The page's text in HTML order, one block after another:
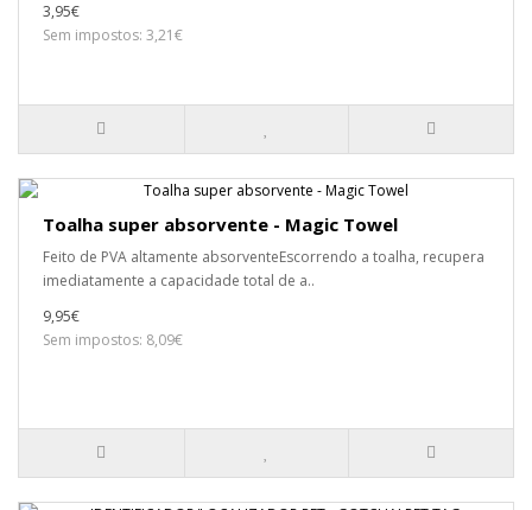
3,95€
Sem impostos: 3,21€
Toalha super absorvente - Magic Towel
Feito de PVA altamente absorventeEscorrendo a toalha, recupera
imediatamente a capacidade total de a..
9,95€
Sem impostos: 8,09€